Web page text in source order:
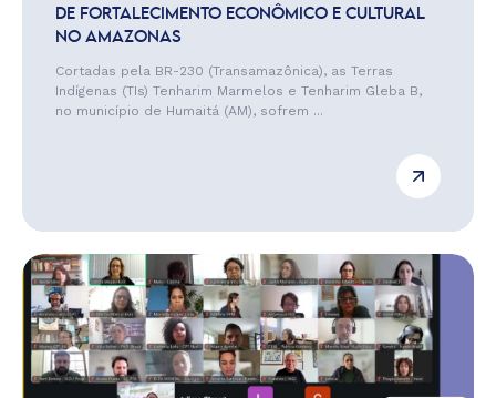
DE FORTALECIMENTO ECONÔMICO E CULTURAL
NO AMAZONAS
Cortadas pela BR-230 (Transamazônica), as Terras
Indígenas (TIs) Tenharim Marmelos e Tenharim Gleba B,
no município de Humaitá (AM), sofrem ...